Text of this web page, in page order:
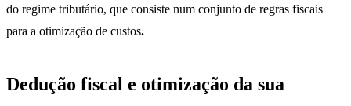
do regime tributário, que consiste num conjunto de regras fiscais
para a otimização de custos.
Dedução fiscal e otimização da sua